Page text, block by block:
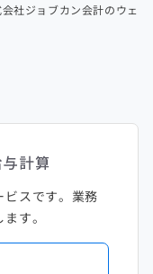
社ジョブカン会計のウェ
スです。業務
す。